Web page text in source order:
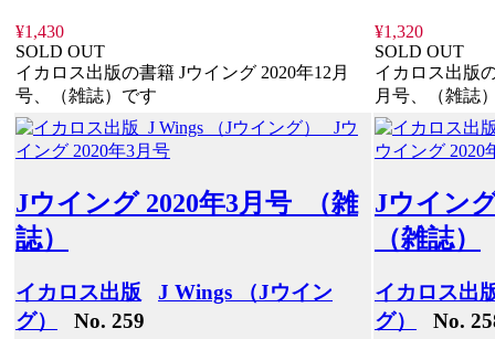
¥1,430
SOLD OUT
イカロス出版の書籍 Jウイング 2020年12月
号、（雑誌）です
¥1,320
SOLD OUT
イカロス出版
月号、（雑誌
Jウイング 2020年3月号 （雑
誌）
イカロス出版
J Wings （Jウイン
グ）
No. 259
Jウイン
（雑誌）
イカロス出
グ）
No.